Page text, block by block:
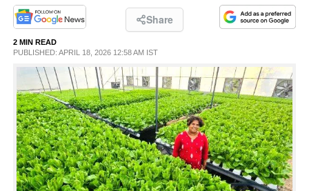
LIFESTYLE
SPIRITUAL
INFO+
Share
2 MIN READ
PUBLISHED: APRIL 18, 2026 12:58 AM IST